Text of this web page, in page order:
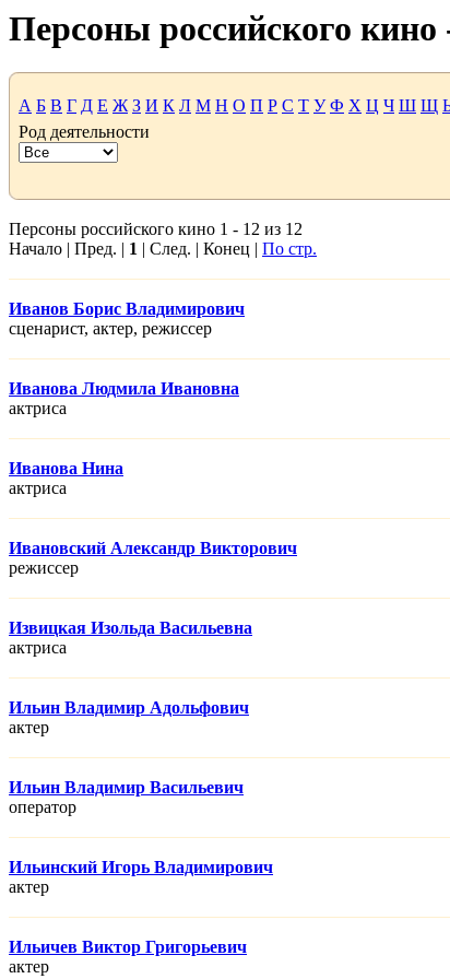
Персоны российского
А Б В Г Д Е Ж З И К Л М Н О П Р С Т У Ф Х Ц Ч Ш Щ
Род деятельности
Персоны российского кино 1 - 12 из 12
Начало | Пред. | 1 | След. | Конец | По стр.
Иванов Борис Владимирович
сценарист, актер, режисcер
Иванова Людмила Ивановна
актриса
Иванова Нина
актриса
Ивановский Александр Викторович
режисcер
Извицкая Изольда Васильевна
актриса
Ильин Владимир Адольфович
актер
Ильин Владимир Васильевич
оператор
Ильинский Игорь Владимирович
актер
Ильичев Виктор Григорьевич
актер